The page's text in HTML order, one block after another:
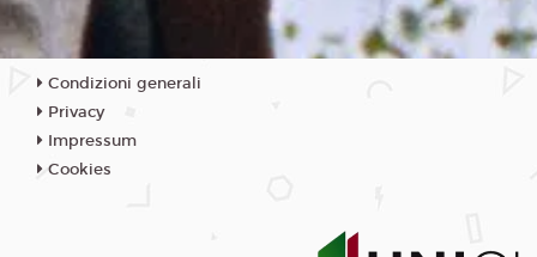
Condizioni generali
Privacy
Impressum
Cookies